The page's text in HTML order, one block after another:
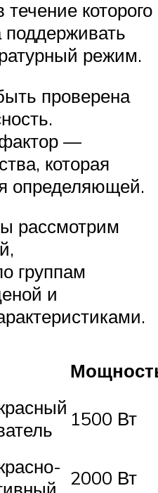
которого
поддерживать
режим.
проверена
—
которая
определяющей.
рассмотрим
группам
и
1500 Вт
2000 Вт